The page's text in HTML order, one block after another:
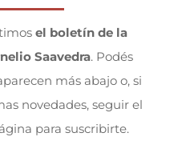
el boletín de la
Saavedra. Podés
más abajo o, si
novedades, seguir el
para suscribirte.